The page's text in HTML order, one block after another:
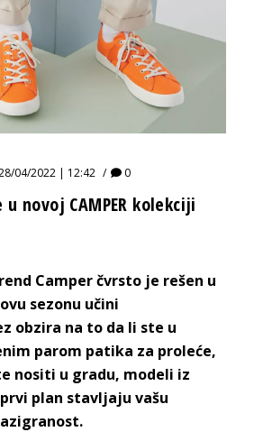
04/2022 | 12:42 0
novoj CAMPER kolekciji
Camper čvrsto je rešen u
sezonu učini
obzira na to da li ste u
parom patika za proleće,
nositi u gradu, modeli iz
plan stavljaju vašu